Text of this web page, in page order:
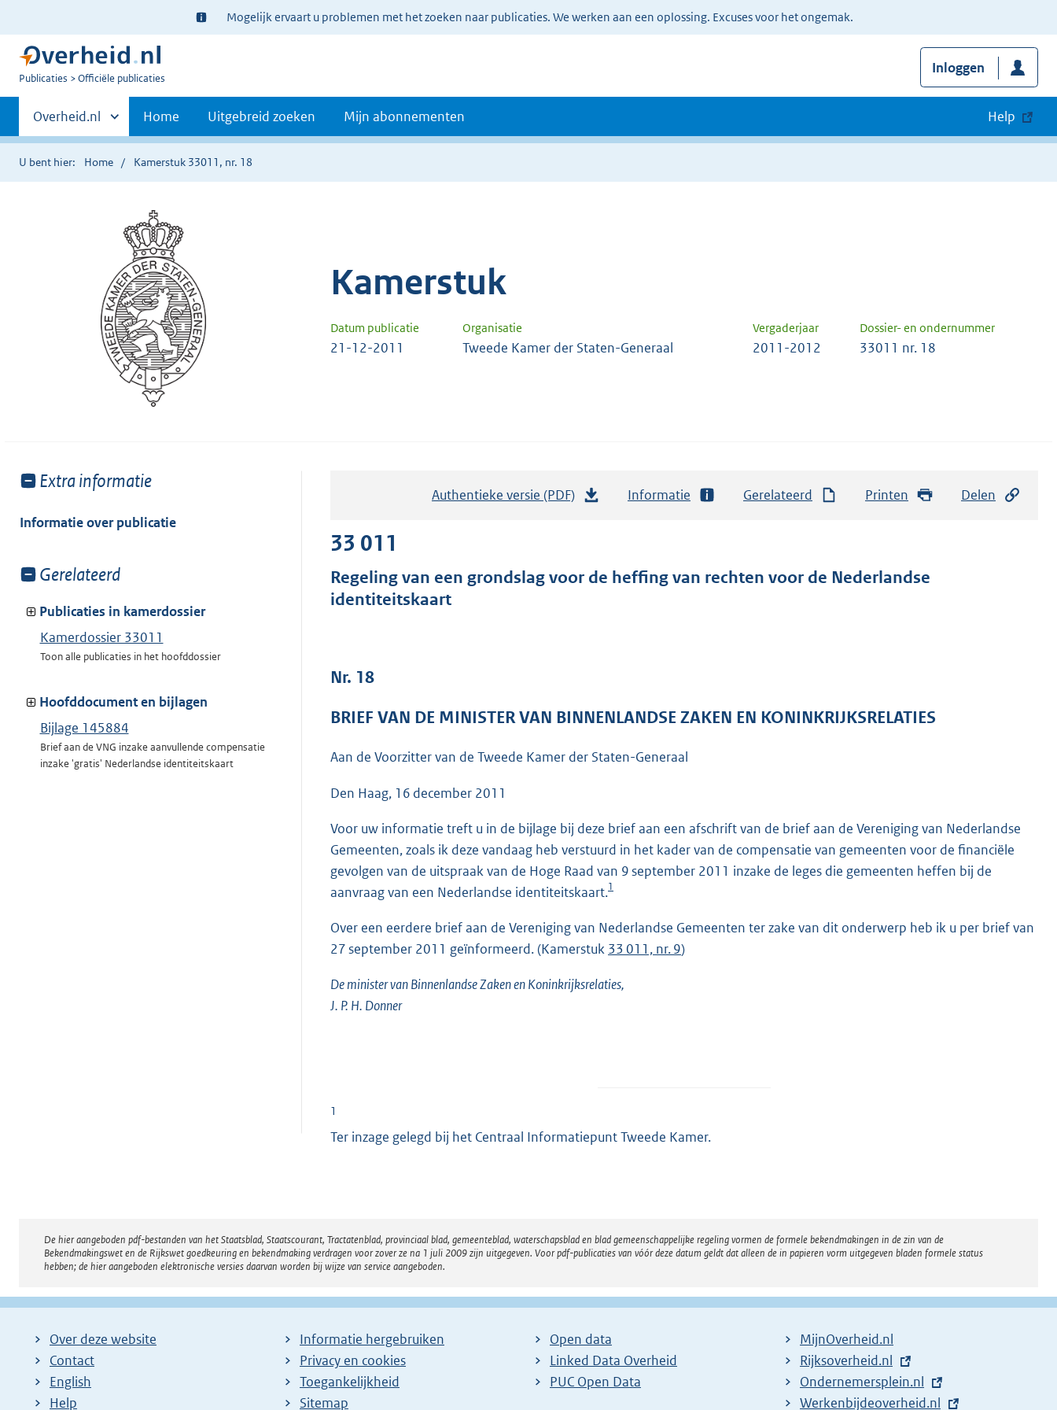
Ter
informatie:
Mogelijk ervaart u problemen met het zoeken naar publicaties. We werken aan een oplossing. Excuses voor het ongemak.
U
Publicaties Officiële publicaties
Inloggen
Primaire
navigatie
Andere
sites
binnen
Overheid.nl Home Uitgebreid zoeken Mijn abonnementen Help
U bent hier: Home Kamerstuk 33011, nr. 18
Kamerstuk
Datum publicatie Organisatie Vergaderjaar Dossier- en ondernummer
21-12-2011 Tweede Kamer der Staten-Generaal 2011-2012 33011 nr. 18
Toon
van:
Extra informatie
Informatie over publicatie
Toon
van:
Gerelateerd
Publicaties in kamerdossier
Kamerdossier 33011
Toon alle publicaties in het hoofddossier
Hoofddocument en bijlagen
Bijlage 145884
Brief aan de VNG inzake aanvullende compensatie
inzake 'gratis' Nederlandse identiteitskaart
Authentieke versie (PDF)
a
o
o
t
3
9
K
b
Informatie Gerelateerd Printen Delen
33 011
Regeling van een grondslag voor de heffing van rechten voor de Nederlandse
identiteitskaart
Nr. 18
BRIEF VAN DE MINISTER VAN BINNENLANDSE ZAKEN EN KONINKRIJKSRELATIES
Aan de Voorzitter van de Tweede Kamer der Staten-Generaal
Den Haag, 16 december 2011
Voor uw informatie treft u in de bijlage bij deze brief aan een afschrift van de brief aan de Vereniging van Nederlandse
Gemeenten, zoals ik deze vandaag heb verstuurd in het kader van de compensatie van gemeenten voor de financiële
gevolgen van de uitspraak van de Hoge Raad van 9 september 2011 inzake de leges die gemeenten heffen bij de
aanvraag van een Nederlandse identiteitskaart.1
Over een eerdere brief aan de Vereniging van Nederlandse Gemeenten ter zake van dit onderwerp heb ik u per brief van
27 september 2011 geïnformeerd. (Kamerstuk 33 011, nr. 9)
De minister van Binnenlandse Zaken en Koninkrijksrelaties,
J. P. H. Donner
1
Ter inzage gelegd bij het Centraal Informatiepunt Tweede Kamer.
Disclaimer
De hier aangeboden pdf-bestanden van het Staatsblad, Staatscourant, Tractatenblad, provinciaal blad, gemeenteblad, waterschapsblad en blad gemeenschappelijke regeling vormen de formele bekendmakingen in de zin van de
Bekendmakingswet en de Rijkswet goedkeuring en bekendmaking verdragen voor zover ze na 1 juli 2009 zijn uitgegeven. Voor pdf-publicaties van vóór deze datum geldt dat alleen de in papieren vorm uitgegeven bladen formele status
hebben; de hier aangeboden elektronische versies daarvan worden bij wijze van service aangeboden.
Over deze website
Contact
English
Help
Informatie hergebruiken
Privacy en cookies
Toegankelijkheid
Sitemap
Open data
Linked Data Overheid
PUC Open Data
MijnOverheid.nl
E
x
t
Rijksoverheid.nl
E
x
Ondernemersplein.nl
E
Werkenbijdeoverheid.nl